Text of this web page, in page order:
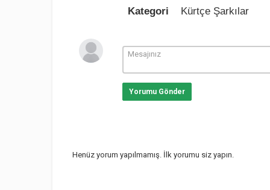
Kategori Kürtçe Şarkılar
Yorumu Gönder
Henüz yorum yapılmamış. İlk yorumu siz yapın.